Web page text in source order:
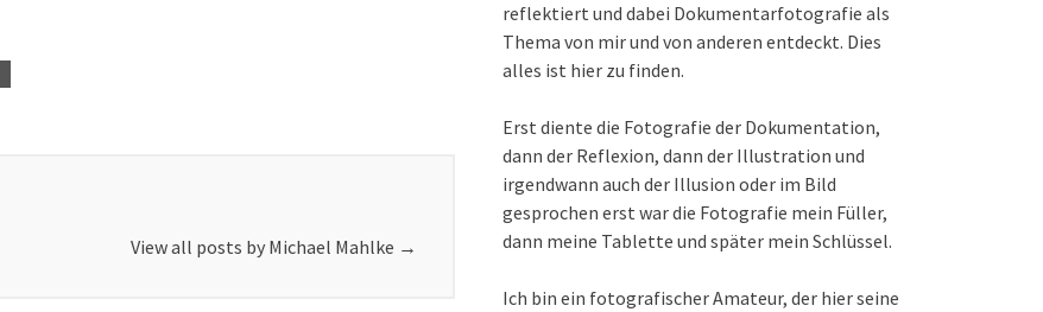
View all posts by Michael Mahlke →
reflektiert und dabei Dokumentarfotografie als
Thema von mir und von anderen entdeckt. Dies
alles ist hier zu finden.
Erst diente die Fotografie der Dokumentation,
dann der Reflexion, dann der Illustration und
irgendwann auch der Illusion oder im Bild
gesprochen erst war die Fotografie mein Füller,
dann meine Tablette und später mein Schlüssel.
Ich bin ein fotografischer Amateur, der hier seine